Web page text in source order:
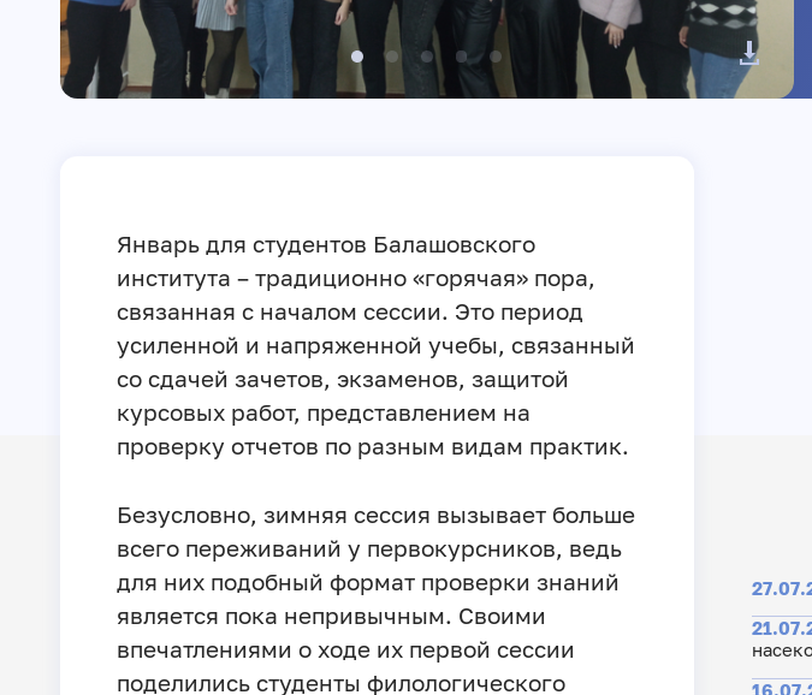
Январь для студентов Балашовского
института – традиционно «горячая» пора,
связанная с началом сессии. Это период
усиленной и напряженной учебы, связанный
со сдачей зачетов, экзаменов, защитой
курсовых работ, представлением на
проверку отчетов по разным видам практик.
Безусловно, зимняя сессия вызывает больше
всего переживаний у первокурсников, ведь
для них подобный формат проверки знаний
является пока непривычным. Своими
впечатлениями о ходе их первой сессии
поделились студенты филологического